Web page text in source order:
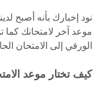
نود إخبارك بأنه أصبح
موعد آخر لامتحانك كما
الورقي إلى الامتحان
كيف تختار موعد